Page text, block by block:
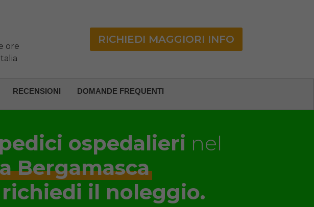
ore
RICHIEDI MAGGIORI INFO
RECENSIONI DOMANDE FREQUENTI
ospedalieri nel
Bergamasca
richiedi il noleggio.